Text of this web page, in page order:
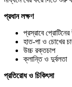
প্রধান লক্ষণ
প্রস্রাবে
হাত-পা ও চোখের
উচ্চ রক্তচাপ
ক্লান্তি ও দুর্বলতা
প্রতিরোধ ও চিকিৎসা